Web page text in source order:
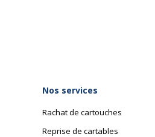
Nos services
Rachat de cartouches
Reprise de cartables